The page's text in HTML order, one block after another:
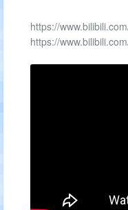
https://
https://